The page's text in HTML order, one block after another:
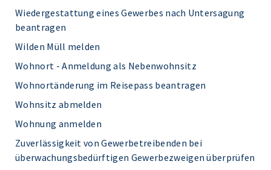
Wiedergestattung eines Gewerbes nach Untersagung
beantragen
Wilden Müll melden
Wohnort - Anmeldung als Nebenwohnsitz
Wohnortänderung im Reisepass beantragen
Wohnsitz abmelden
Wohnung anmelden
Zuverlässigkeit von Gewerbetreibenden bei
überwachungsbedürftigen Gewerbezweigen überprüfen